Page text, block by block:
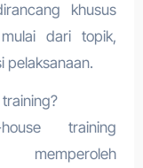
khusus
dari topik,
pelaksanaan.
training
memperoleh